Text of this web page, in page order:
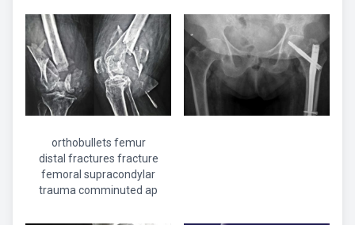
orthobullets femur
distal fractures fracture
femoral supracondylar
trauma comminuted ap